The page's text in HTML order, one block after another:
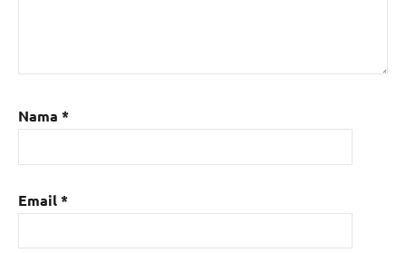
Nama *
Email*